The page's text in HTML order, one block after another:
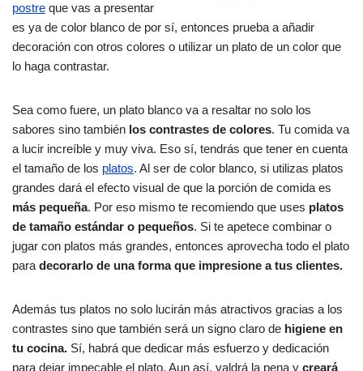
postre que vas a presentar
es ya de color blanco de por sí, entonces prueba a añadir
decoración con otros colores o utilizar un plato de un color que
lo haga contrastar.
Sea como fuere, un plato blanco va a resaltar no solo los
sabores sino también los contrastes de colores. Tu comida va
a lucir increíble y muy viva. Eso sí, tendrás que tener en cuenta
el tamaño de los platos. Al ser de color blanco, si utilizas platos
grandes dará el efecto visual de que la porción de comida es
más pequeña. Por eso mismo te recomiendo que uses platos
de tamaño estándar o pequeños. Si te apetece combinar o
jugar con platos más grandes, entonces aprovecha todo el plato
para decorarlo de una forma que impresione a tus clientes.
Además tus platos no solo lucirán más atractivos gracias a los
contrastes sino que también será un signo claro de higiene en
tu cocina. Sí, habrá que dedicar más esfuerzo y dedicación
para dejar impecable el plato. Aun así, valdrá la pena y creará